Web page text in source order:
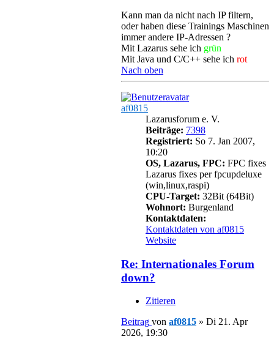
Kann man da nicht nach IP filtern,
oder haben diese Trainings Maschinen
immer andere IP-Adressen ?
Mit Lazarus sehe ich grün
Mit Java und C/C++ sehe ich rot
Nach oben
af0815
Lazarusforum e. V.
Beiträge: 7398
Registriert: So 7. Jan 2007,
10:20
OS, Lazarus, FPC: FPC fixes
Lazarus fixes per fpcupdeluxe
(win,linux,raspi)
CPU-Target: 32Bit (64Bit)
Wohnort: Burgenland
Kontaktdaten:
Kontaktdaten von af0815
Website
Re: Internationales Forum
down?
Zitieren
Beitrag von af0815 » Di 21. Apr
2026, 19:30